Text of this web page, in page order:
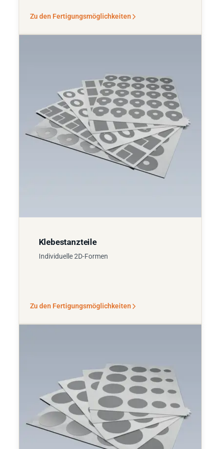
Zu den Fertigungsmöglichkeiten
Klebestanzteile
Individuelle 2D-Formen
Zu den Fertigungsmöglichkeiten